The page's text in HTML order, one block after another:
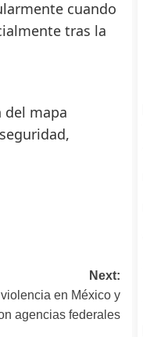
cuando
tras la
del mapa
Next:
en México y
agencias federales